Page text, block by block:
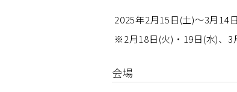
2025年2月15日(土)～3月14
※2月18日(火)・19日(水)、3
会場